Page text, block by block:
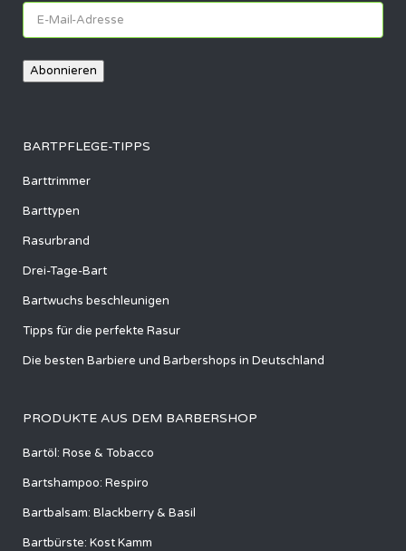
E-
Mail-
Abonnieren
BARTPFLEGE-TIPPS
Barttrimmer
Barttypen
Rasurbrand
Drei-Tage-Bart
Bartwuchs beschleunigen
Tipps für die perfekte Rasur
Die besten Barbiere und Barbershops in Deutschland
PRODUKTE AUS DEM BARBERSHOP
Bartöl: Rose & Tobacco
Bartshampoo: Respiro
Bartbalsam: Blackberry & Basil
Bartbürste: Kost Kamm